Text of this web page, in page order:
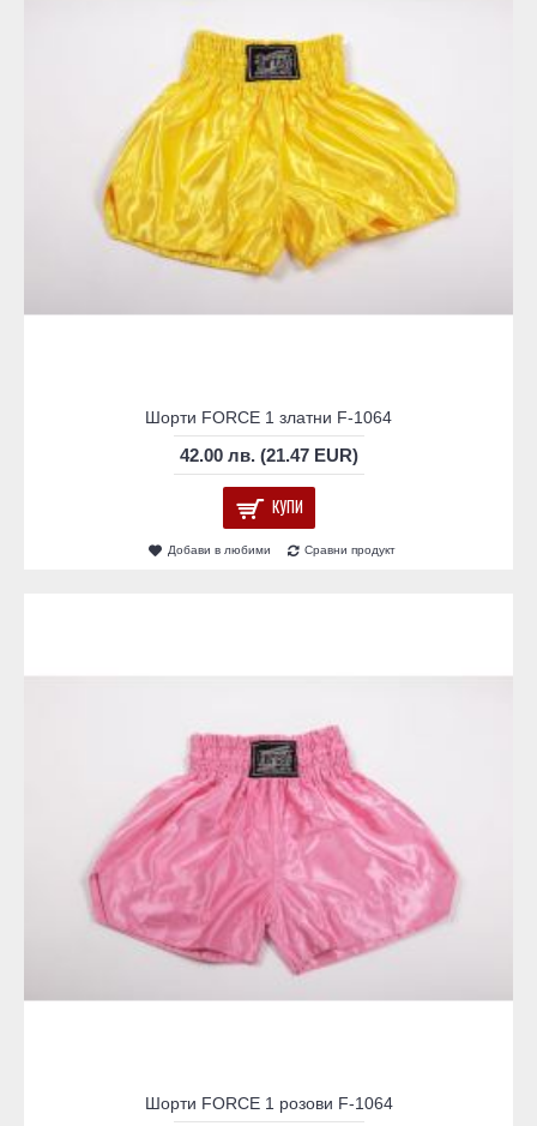
Шорти FORCE 1 златни F-1064
42.00 лв. (21.47 EUR)
КУПИ
Добави в любими Сравни продукт
Шорти FORCE 1 розови F-1064